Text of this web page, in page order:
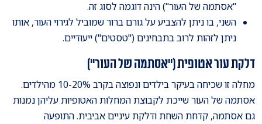
"אסתמה של העור") הינה דוגמה לסוג זה.
השני, בו ניתן להצביע על גורם ברור שמוביל לגירוי העור, אותו
ניתן לזהות לרוב בתבחינים ("טסטים") ייעודיים.
דלקת עור אטופית ("אסתמה של העור")
מחלה זו שכיחה בעיקר בילדים ונפוצה בקרב 10-20% מהילדים.
אסתמה של העור שייכת לקבוצת המחלות האטופיות עליהן נמנות
גם אסתמה, קדחת השחת ודלקת עיניים אביבית. התופעה